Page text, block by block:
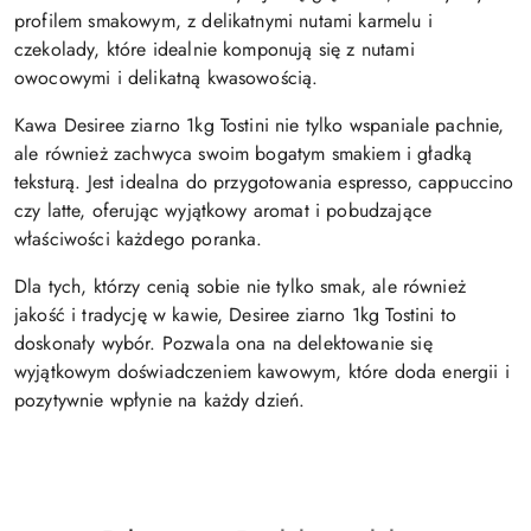
profilem smakowym, z delikatnymi nutami karmelu i
czekolady, które idealnie komponują się z nutami
owocowymi i delikatną kwasowością.
Kawa Desiree ziarno 1kg Tostini nie tylko wspaniale pachnie,
ale również zachwyca swoim bogatym smakiem i gładką
teksturą. Jest idealna do przygotowania espresso, cappuccino
czy latte, oferując wyjątkowy aromat i pobudzające
właściwości każdego poranka.
Dla tych, którzy cenią sobie nie tylko smak, ale również
jakość i tradycję w kawie, Desiree ziarno 1kg Tostini to
doskonały wybór. Pozwala ona na delektowanie się
wyjątkowym doświadczeniem kawowym, które doda energii i
pozytywnie wpłynie na każdy dzień.